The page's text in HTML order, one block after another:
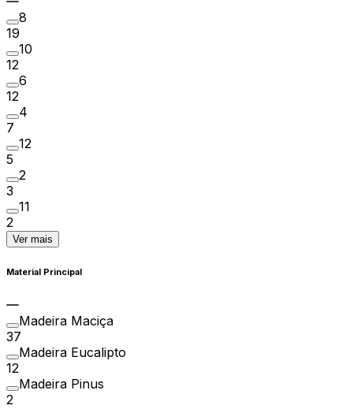
8
19
10
12
6
12
4
7
12
5
2
3
11
2
Ver mais
Material Principal
Madeira Maciça
37
Madeira Eucalipto
12
Madeira Pinus
2